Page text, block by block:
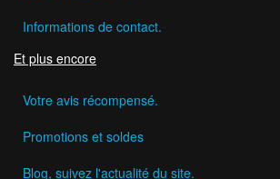
Informations de contact.
Et plus encore
Votre avis récompensé.
Promotions et soldes
Blog, suivez l'actualité du site.